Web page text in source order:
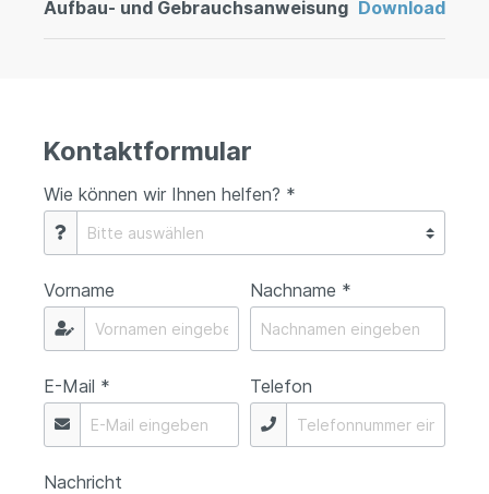
Aufbau- und Gebrauchsanweisung Download
Kontaktformular
Wie können wir Ihnen helfen? *
Vorname Nachname *
E-Mail * Telefon
Nachricht